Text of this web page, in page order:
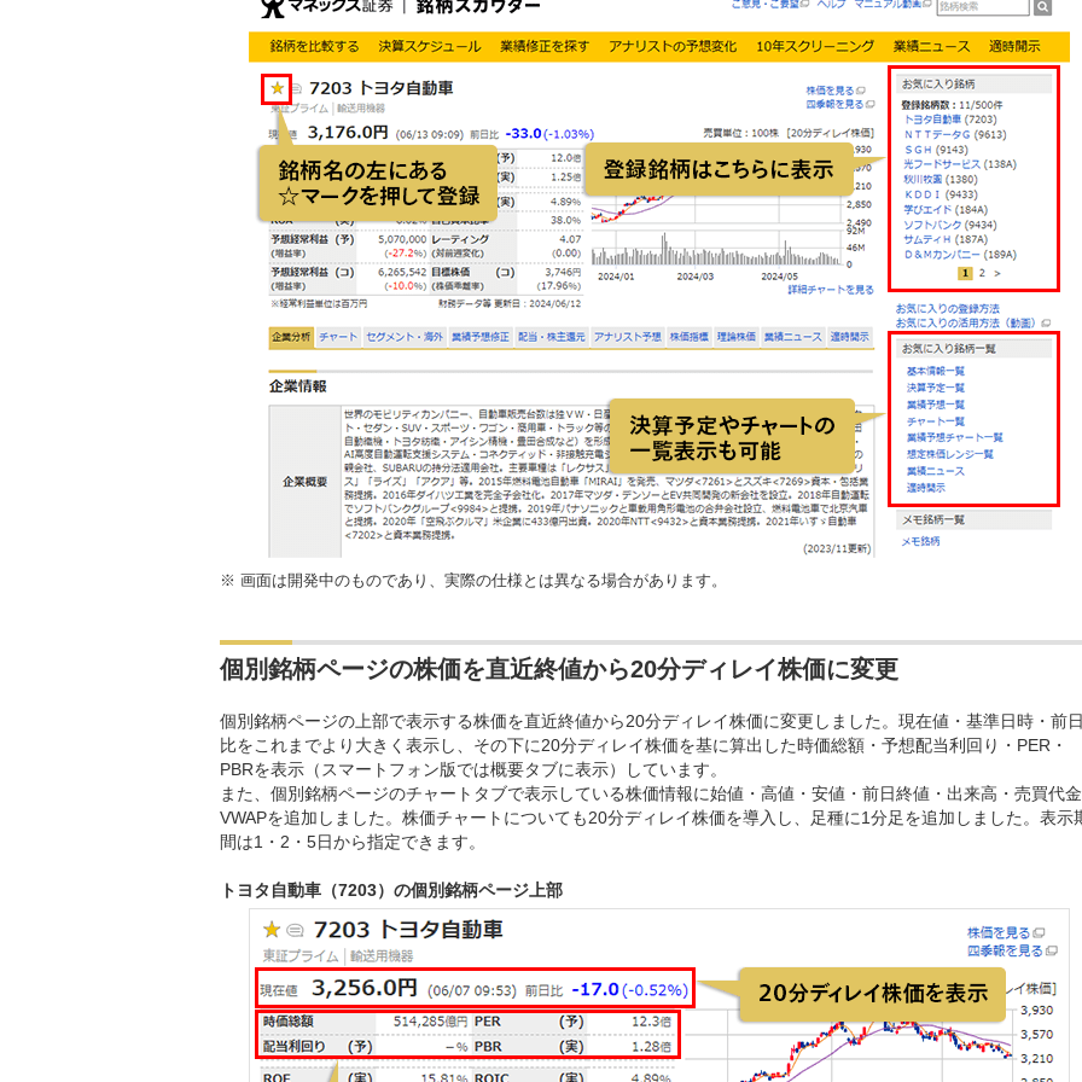
※ 画面は開発中のものであり、実際の仕様とは異なる場合があります。
個別銘柄ページの株価を直近終値から20分ディレイ株価に変更
個別銘柄ページの上部で表示する株価を直近終値から20分ディレイ株価に変更しました。現在値・基準日時・前
比をこれまでより大きく表示し、その下に20分ディレイ株価を基に算出した時価総額・予想配当利回り・PER・
PBRを表示（スマートフォン版では概要タブに表示）しています。
また、個別銘柄ページのチャートタブで表示している株価情報に始値・高値・安値・前日終値・出来高・売買代
VWAPを追加しました。株価チャートについても20分ディレイ株価を導入し、足種に1分足を追加しました。表示
間は1・2・5日から指定できます。
トヨタ自動車（7203）の個別銘柄ページ上部